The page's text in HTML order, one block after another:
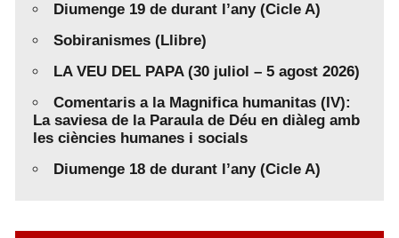
Diumenge 19 de durant l’any (Cicle A)
Sobiranismes (Llibre)
LA VEU DEL PAPA (30 juliol – 5 agost 2026)
Comentaris a la Magnifica humanitas (IV):
La saviesa de la Paraula de Déu en diàleg amb
les ciències humanes i socials
Diumenge 18 de durant l’any (Cicle A)